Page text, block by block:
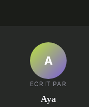
A
ECRIT PAR
Aya